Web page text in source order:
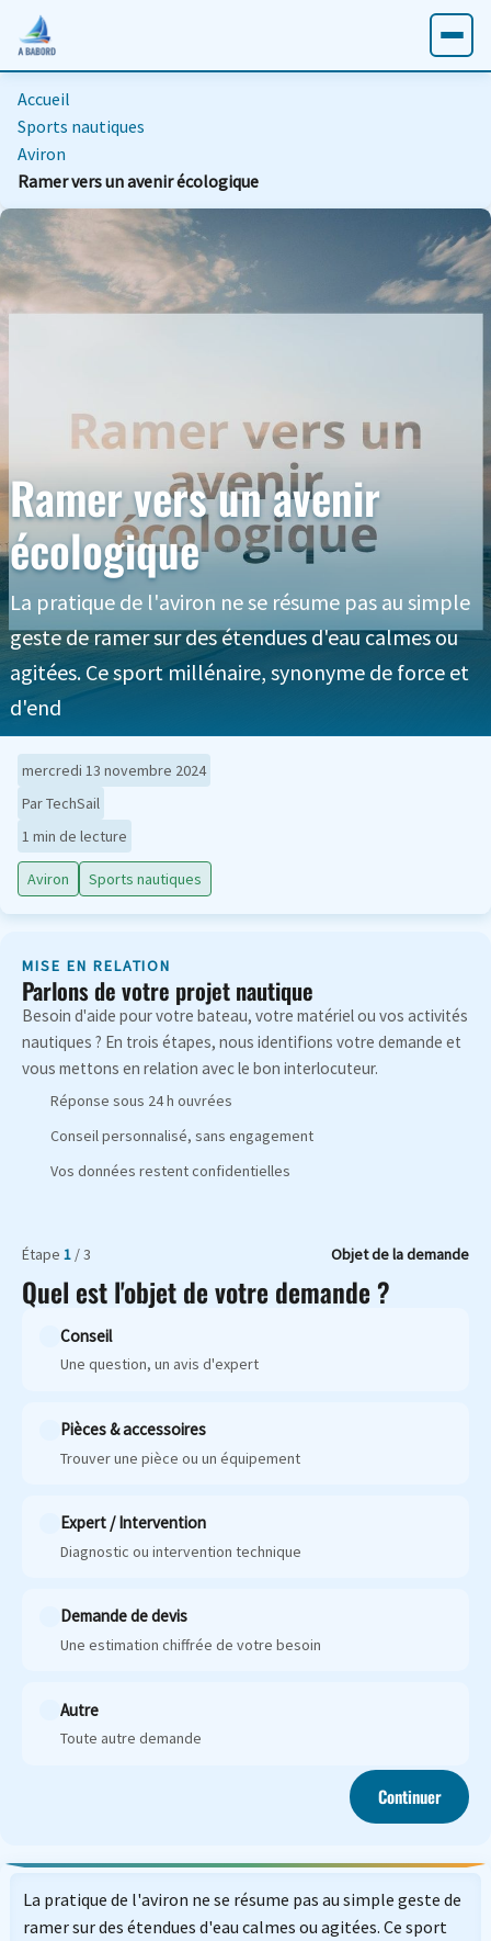
Accueil
Sports nautiques
Aviron
Ramer vers un avenir écologique
Ramer vers un avenir
écologique
La pratique de l'aviron ne se résume pas au simple
geste de ramer sur des étendues d'eau calmes ou
agitées. Ce sport millénaire, synonyme de force et
d'end
mercredi 13 novembre 2024
Par TechSail
1 min de lecture
Aviron Sports nautiques
MISE EN RELATION
Parlons de votre projet nautique
Besoin d'aide pour votre bateau, votre matériel ou vos activités
nautiques ? En trois étapes, nous identifions votre demande et
vous mettons en relation avec le bon interlocuteur.
Réponse sous 24 h ouvrées
Conseil personnalisé, sans engagement
Vos données restent confidentielles
Étape 1 / 3 Objet de la demande
Quel est l'objet de votre demande ?
Conseil
Une question, un avis d'expert
Pièces & accessoires
Trouver une pièce ou un équipement
Expert / Intervention
Diagnostic ou intervention technique
Demande de devis
Une estimation chiffrée de votre besoin
Autre
Toute autre demande
Continuer
La pratique de l'aviron ne se résume pas au simple geste de
ramer sur des étendues d'eau calmes ou agitées. Ce sport